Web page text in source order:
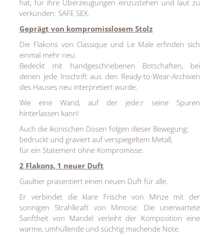
hat, für ihre Überzeugungen einzustehen und laut zu
verkünden: SAFE SEX.
Geprägt von kompromisslosem Stolz
Die Flakons von Classique und Le Male erfinden sich
einmal mehr neu.
Bedeckt mit handgeschriebenen Botschaften, bei
denen jede Inschrift aus den Ready-to-Wear-Archiven
des Hauses neu interpretiert wurde.
Wie eine Wand, auf der jede:r seine Spuren
hinterlassen kann!
Auch die ikonischen Dosen folgen dieser Bewegung:
bedruckt und graviert auf verspiegeltem Metall,
für ein Statement ohne Kompromisse.
2 Flakons, 1 neuer Duft
Gaultier präsentiert einen neuen Duft für alle.
Er verbindet die klare Frische von Minze mit der
sonnigen Strahlkraft von Mimose. Die unerwartete
Sanftheit von Mandel verleiht der Komposition eine
warme, umhüllende und süchtig machende Note.